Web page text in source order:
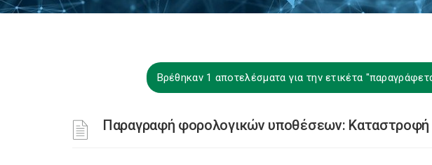
Βρέθηκαν 1 αποτελέσματα για την ετικέτα
Παραγραφή φορολογικών υποθέσεων: Καταστροφή